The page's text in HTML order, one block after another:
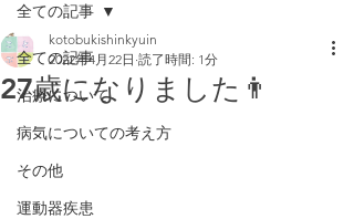
全ての記事
治療について
病気についての考え方
その他
運動器疾患
全ての記事
27歳になりました👨
kotobukishinkyuin
2022年4月22日 読了時間: 1分